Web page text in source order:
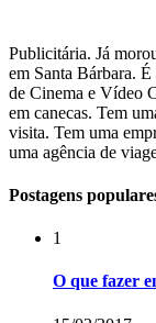
Publicitária. Já
em Santa Bárbara.
de Cinema e Vídeo
em canecas. Tem
visita. Tem uma
uma agência de
Postagens
1
O que fazer